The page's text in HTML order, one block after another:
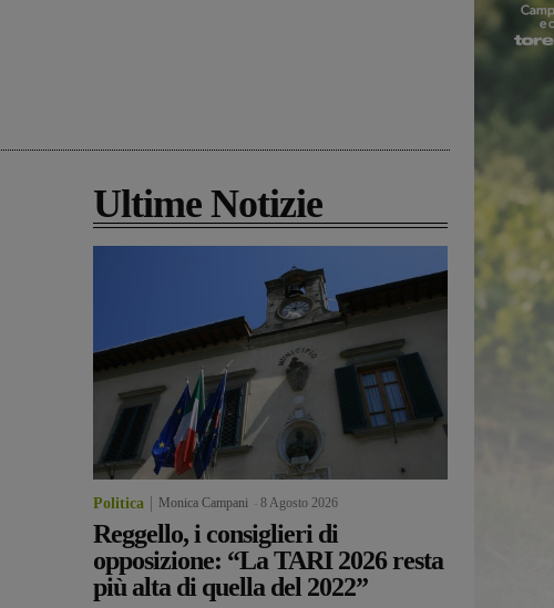
Ultime Notizie
Politica Monica Campani 8 Agosto 2026
Reggello, i consiglieri di
opposizione: “La TARI 2026 resta
più alta di quella del 2022”